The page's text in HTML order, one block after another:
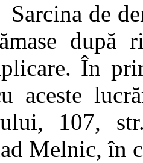
Sarcina de
după
În
aceste
107,
Melnic, în